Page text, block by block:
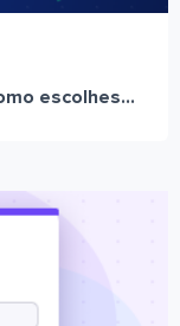
escolhes...